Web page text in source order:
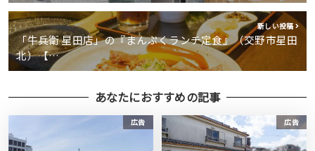
新しい投稿
「牛兵衛 星田店」の『まんぷくランチ定食』（交野市星田
北）【…
あなたにおすすめの記事
広告 広告